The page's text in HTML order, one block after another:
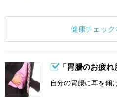
健康チェック
「胃腸のお疲れ
自分の胃腸に耳を傾